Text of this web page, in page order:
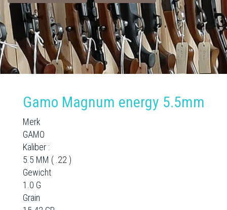
Gamo Magnum energy 5.5mm
Merk
GAMO
Kaliber :
5.5 MM ( .22 )
Gewicht
1.0 G
Grain